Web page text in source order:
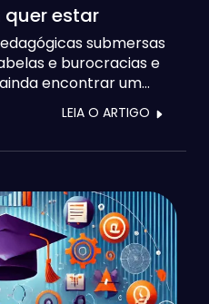
quer estar
submersas
e burocracias e
encontrar um
de permeio mais uma
fizemos dois fact
mostramos como dar
devolver tempo de
e aos professores.
LEIA O ARTIGO